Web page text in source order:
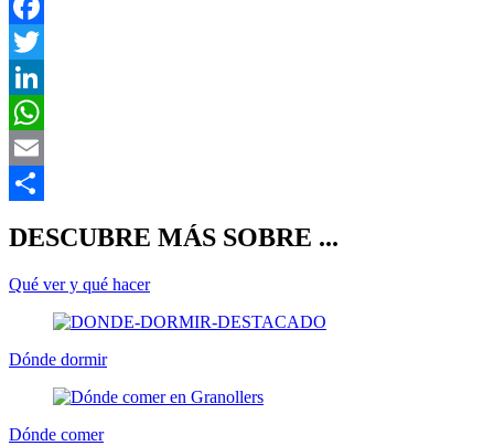
DESCUBRE MÁS SOBRE ...
Qué ver y qué hacer
Dónde dormir
Dónde comer